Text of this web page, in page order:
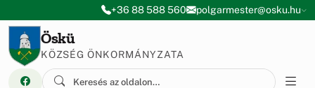
Ugrás a menüre
Ugrás a tartalomra+36 88 588 560 polgarmester@osku.hu
Öskü
KÖZSÉG ÖNKORMÁNYZATA